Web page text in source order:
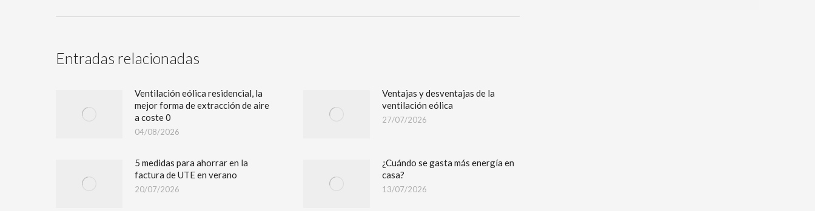
Entradas relacionadas
Ventilación eólica residencial, la
mejor forma de extracción de aire
a coste 0
04/08/2026
Ventajas y desventajas de la
ventilación eólica
27/07/2026
5 medidas para ahorrar en la
factura de UTE en verano
20/07/2026
¿Cuándo se gasta más energía en
casa?
13/07/2026